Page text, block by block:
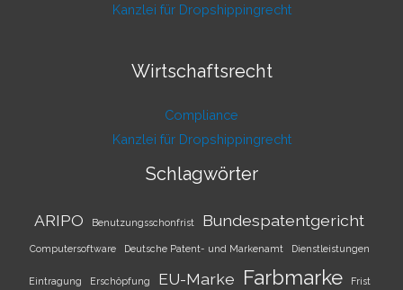
Kanzlei für Dropshippingrecht
Wirtschaftsrecht
Compliance
Kanzlei für Dropshippingrecht
Schlagwörter
ARIPO Benutzungsschonfrist Bundespatentgericht
Computersoftware Deutsche Patent- und Markenamt Dienstleistungen
Eintragung Erschöpfung EU-Marke Farbmarke Frist